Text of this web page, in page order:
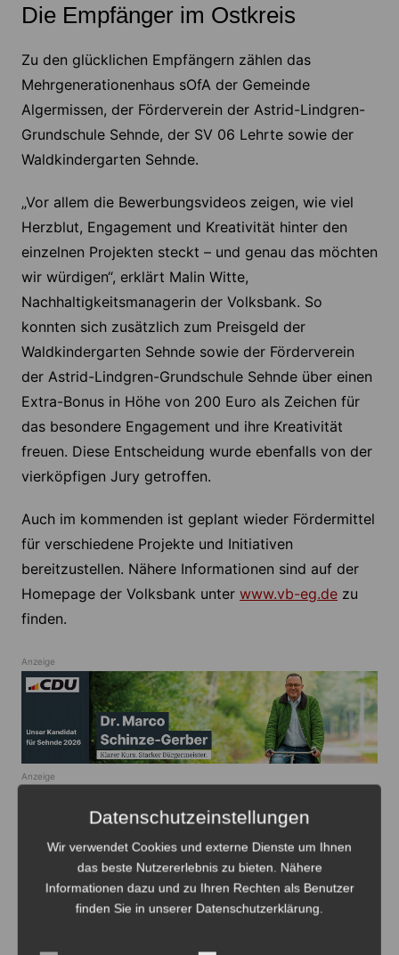
Die Empfänger im Ostkreis
Zu den glücklichen Empfängern zählen das
Mehrgenerationenhaus sOfA der Gemeinde
Algermissen, der Förderverein der Astrid-Lindgren-
Grundschule Sehnde, der SV 06 Lehrte sowie der
Waldkindergarten Sehnde.
„Vor allem die Bewerbungsvideos zeigen, wie viel
Herzblut, Engagement und Kreativität hinter den
einzelnen Projekten steckt – und genau das möchten
wir würdigen“, erklärt Malin Witte,
Nachhaltigkeitsmanagerin der Volksbank. So
konnten sich zusätzlich zum Preisgeld der
Waldkindergarten Sehnde sowie der Förderverein
der Astrid-Lindgren-Grundschule Sehnde über einen
Extra-Bonus in Höhe von 200 Euro als Zeichen für
das besondere Engagement und ihre Kreativität
freuen. Diese Entscheidung wurde ebenfalls von der
vierköpfigen Jury getroffen.
Auch im kommenden ist geplant wieder Fördermittel
für verschiedene Projekte und Initiativen
bereitzustellen. Nähere Informationen sind auf der
Homepage der Volksbank unter www.vb-eg.dezu
finden.
Anzeige
Anzeige
Region Hannover
Datenschutzeinstellungen
Wir verwendet Cookies und externe Dienste um Ihnen
das beste Nutzererlebnis zu bieten. Nähere
Informationen dazu und zu Ihren Rechten als Benutzer
finden Sie in unserer Datenschutzerklärung.